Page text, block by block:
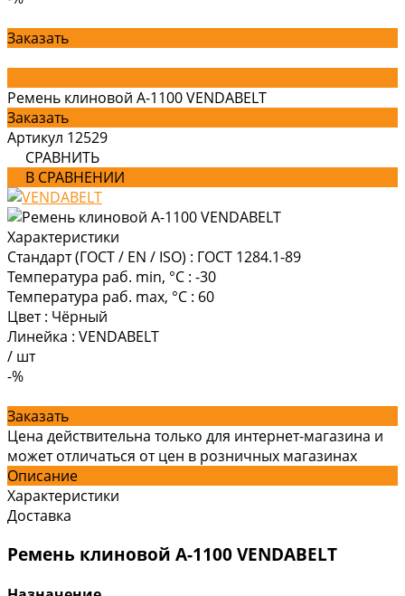
Заказать
Ремень клиновой А-1100 VENDABELT
Заказать
Артикул 12529
СРАВНИТЬ
В СРАВНЕНИИ
Характеристики
Стандарт (ГОСТ / EN / ISO) : ГОСТ 1284.1-89
Температура раб. min, °C : -30
Температура раб. max, °C : 60
Цвет : Чёрный
Линейка : VENDABELT
/ шт
-%
Заказать
Цена действительна только для интернет-магазина и
может отличаться от цен в розничных магазинах
Описание
Характеристики
Доставка
Ремень клиновой А-1100 VENDABELT